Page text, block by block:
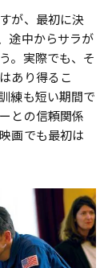
が、最初に決
途中からサラが
。実際でも、そ
あり得るこ
練も短い期間で
との信頼関係
画でも最初は